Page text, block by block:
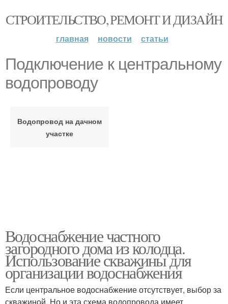
СТРОИТЕЛЬСТВО, РЕМОНТ И ДИЗАЙН
главная новости статьи
Подключение к центральному
водопроводу
Водопровод на дачном
участке
Водоснабжение частного
загородного дома из колодца.
Использование скважины для
организации водоснабжения
Если центральное водоснабжение отсутствует, выбор за